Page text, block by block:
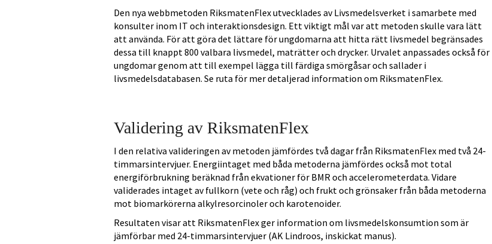
Den nya webbmetoden RiksmatenFlex utvecklades av Livsmedelsverket i samarbete med
konsulter inom IT och interaktionsdesign. Ett viktigt mål var att metoden skulle vara lätt
att använda. För att göra det lättare för ungdomarna att hitta rätt livsmedel begränsades
dessa till knappt 800 valbara livsmedel, maträtter och drycker. Urvalet anpassades också för
ungdomar genom att till exempel lägga till färdiga smörgåsar och sallader i
livsmedelsdatabasen. Se ruta för mer detaljerad information om RiksmatenFlex.
Validering av RiksmatenFlex
I den relativa valideringen av metoden jämfördes två dagar från RiksmatenFlex med två 24-
timmarsintervjuer. Energiintaget med båda metoderna jämfördes också mot total
energiförbrukning beräknad från ekvationer för BMR och accelerometerdata. Vidare
validerades intaget av fullkorn (vete och råg) och frukt och grönsaker från båda metoderna
mot biomarkörerna alkylresorcinoler och karotenoider.
Resultaten visar att RiksmatenFlex ger information om livsmedelskonsumtion som är
jämförbar med 24-timmarsintervjuer (AK Lindroos, inskickat manus).